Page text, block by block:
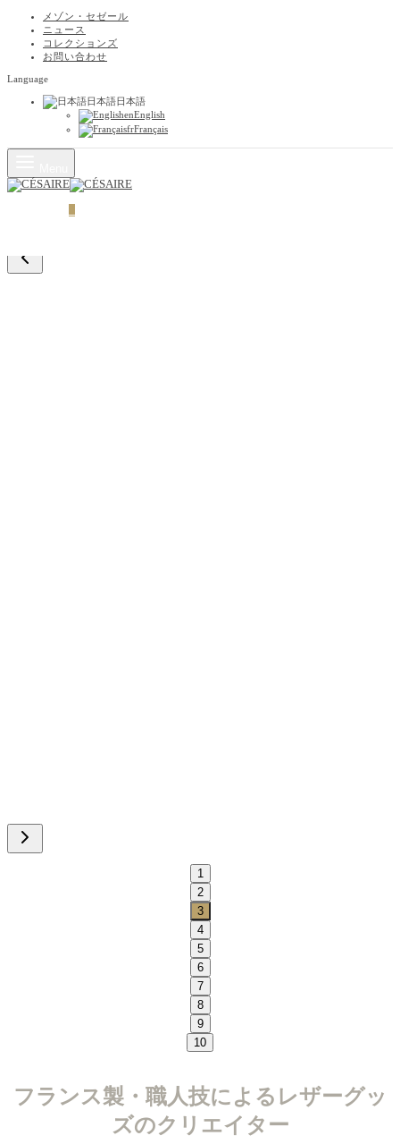
メゾン・セゼール
ニュース
コレクションズ
お問い合わせ
Language
日本語日本語
enEnglish
frFrançais
1
2
3
4
5
6
7
8
9
10
フランス製・職人技によるレザーグッ
ズのクリエイター